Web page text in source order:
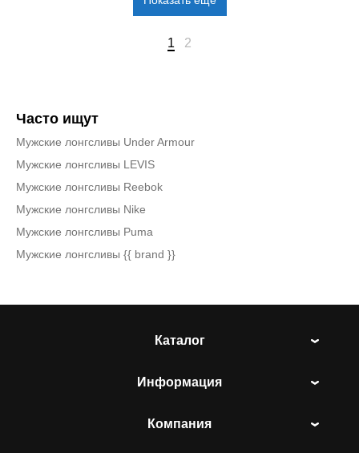
1 2
Часто ищут
Мужские лонгсливы Under Armour
Мужские лонгсливы LEVIS
Мужские лонгсливы Reebok
Мужские лонгсливы Nike
Мужские лонгсливы Puma
Мужские лонгсливы {{ brand }}
Каталог
Информация
Компания